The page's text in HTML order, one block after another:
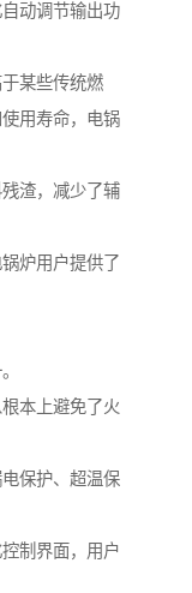
动调节输出功
某些传统燃
用寿命，电锅
渣，减少了辅
炉用户提供了
本上避免了火
保护、超温保
制界面，用户